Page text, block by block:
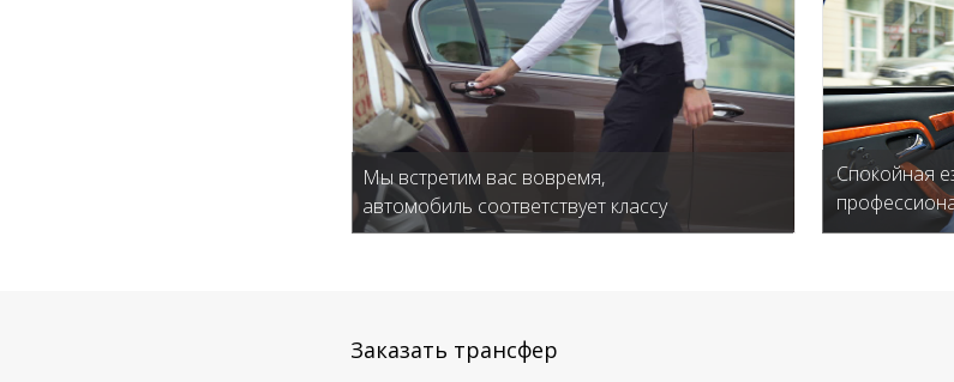
Мы встретим вас вовремя,
автомобиль соответствует классу
Спокойная
Заказать трансфер